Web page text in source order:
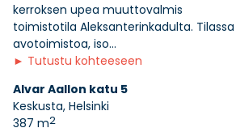
kerroksen upea muuttovalmis
toimistotila Aleksanterinkadulta. Tilassa
avotoimistoa, iso...
► Tutustu kohteeseen
Alvar Aallon katu 5
Keskusta, Helsinki
387 m2